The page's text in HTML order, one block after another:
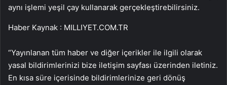
aynı işlemi yeşil çay kullanarak gerçekleştirebilirsiniz.
Haber Kaynak : MILLIYET.COM.TR
“Yayınlanan tüm haber ve diğer içerikler ile ilgili olarak
yasal bildirimlerinizi bize iletişim sayfası üzerinden iletiniz.
En kısa süre içerisinde bildirimlerinize geri dönüş